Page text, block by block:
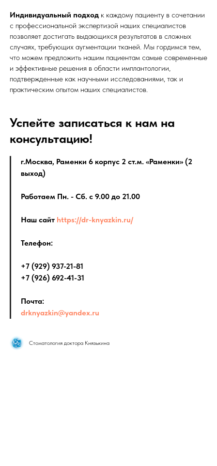
Индивидуальный подход к каждому пациенту в сочетании
с профессиональной экспертизой наших специалистов
позволяет достигать выдающихся результатов в сложных
случаях, требующих аугментации тканей. Мы гордимся тем,
что можем предложить нашим пациентам самые современные
и эффективные решения в области имплантологии,
подтвержденные как научными исследованиями, так и
практическим опытом наших специалистов.
Успейте записаться к нам на
консультацию!
г.Москва, Раменки 6 корпус 2 ст.м. «Раменки» (2
выход)
Работаем Пн. - Сб. с 9.00 до 21.00
Наш сайт https://dr-knyazkin.ru/
Телефон:
+7 (929) 937-21-81
+7 (926) 692-41-31
Почта:
drknyazkin@yandex.ru
Стоматология доктора Князькина